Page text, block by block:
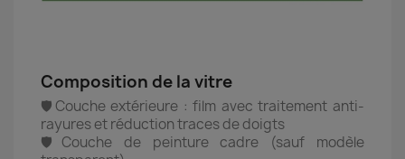
Composition de la vitre
🛡️Couche extérieure : film avec traitement anti-
rayures et réduction traces de doigts
🛡️ Couche de peinture cadre (sauf modèle